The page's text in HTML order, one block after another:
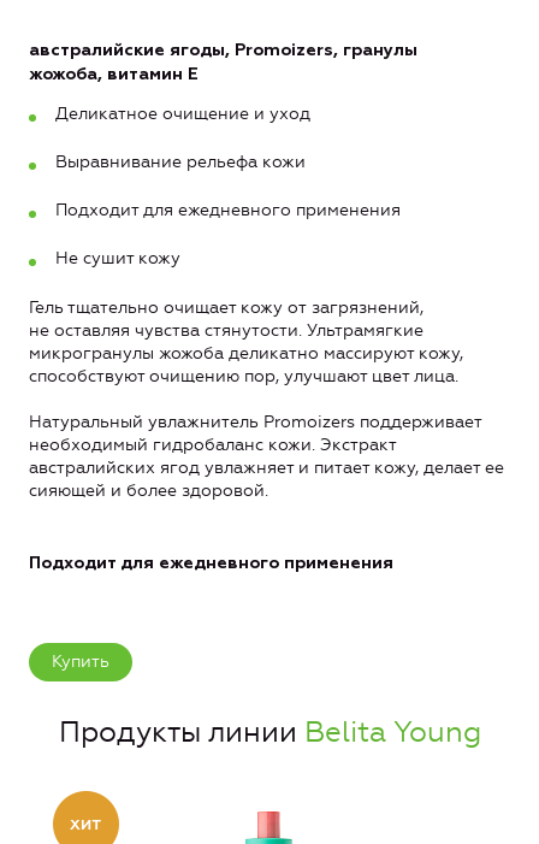
австралийские ягоды, Promoizers, гранулы
жожоба, витамин Е
Деликатное очищение и уход
Выравнивание рельефа кожи
Подходит для ежедневного применения
Не сушит кожу
Гель тщательно очищает кожу от загрязнений,
не оставляя чувства стянутости. Ультрамягкие
микрогранулы жожоба деликатно массируют кожу,
способствуют очищению пор, улучшают цвет лица.
Натуральный увлажнитель Promoizers поддерживает
необходимый гидробаланс кожи. Экстракт
австралийских ягод увлажняет и питает кожу, делает ее
сияющей и более здоровой.
Подходит для ежедневного применения
Купить
Продукты линии Belita Young